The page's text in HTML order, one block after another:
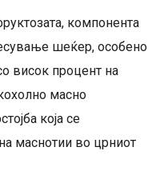
компонента
шеќер, особено
висок процент на
масно
која се
маснотии во црниот